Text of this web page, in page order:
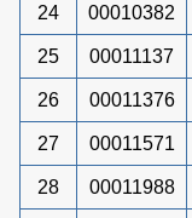
24 00010382
25 00011137
26 00011376
27 00011571
28 00011988